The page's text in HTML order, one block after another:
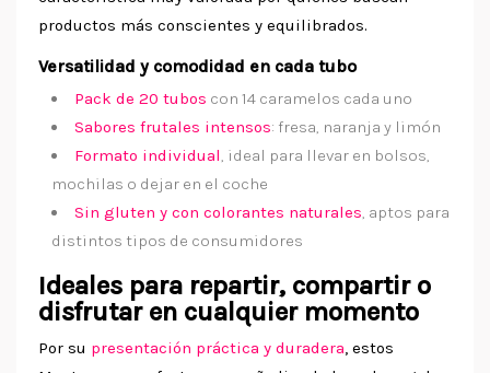
productos más conscientes y equilibrados.
Versatilidad y comodidad en cada tubo
Pack de 20 tubos con 14 caramelos cada uno
Sabores frutales intensos: fresa, naranja y limón
Formato individual, ideal para llevar en bolsos,
mochilas o dejar en el coche
Sin gluten y con colorantes naturales, aptos para
distintos tipos de consumidores
Ideales para repartir, compartir o
disfrutar en cualquier momento
Por su presentación práctica y duradera, estos